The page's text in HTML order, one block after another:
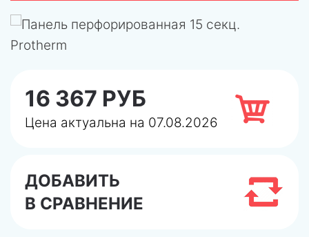
16 367 РУБ
Цена актуальна на 07.08.2026
ДОБАВИТЬ
В СРАВНЕНИЕ